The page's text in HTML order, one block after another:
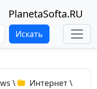
PlanetaSofta.RU
Искать
\ Интернет\